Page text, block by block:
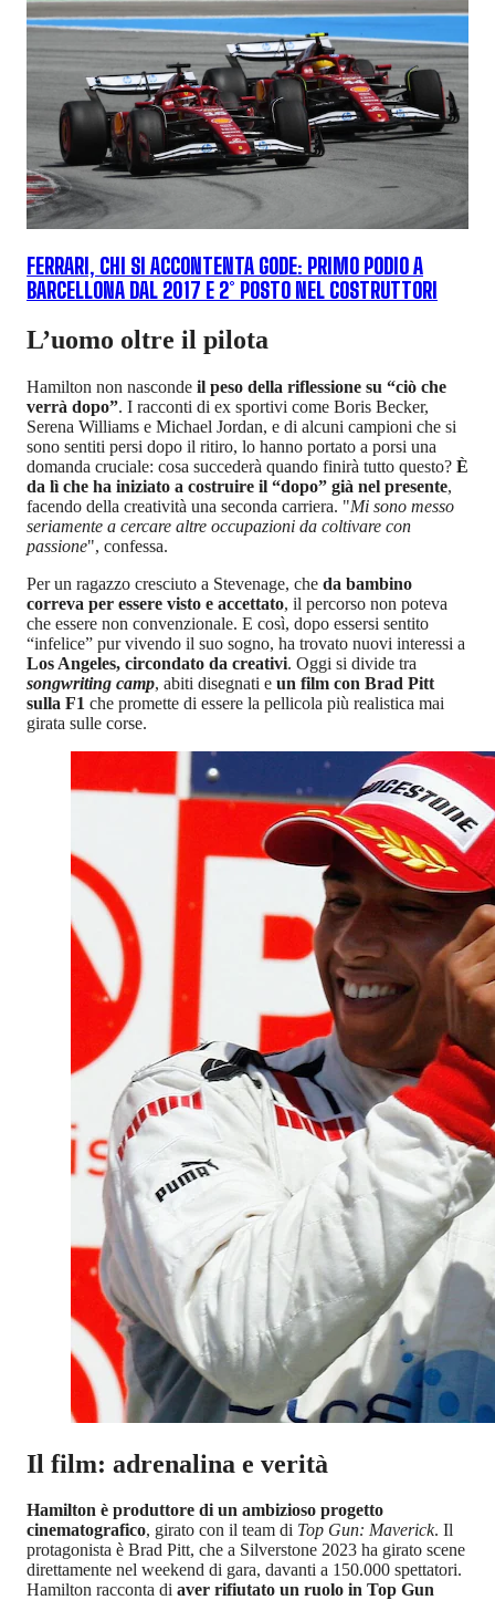
FERRARI, CHI SI ACCONTENTA GODE: PRIMO PODIO A
BARCELLONA DAL 2017 E 2° POSTO NEL COSTRUTTORI
L’uomo oltre il pilota
Hamilton non nasconde il peso della riflessione su “ciò che
verrà dopo”. I racconti di ex sportivi come Boris Becker,
Serena Williams e Michael Jordan, e di alcuni campioni che si
sono sentiti persi dopo il ritiro, lo hanno portato a porsi una
domanda cruciale: cosa succederà quando finirà tutto questo? È
da lì che ha iniziato a costruire il “dopo” già nel presente,
facendo della creatività una seconda carriera. "Mi sono messo
seriamente a cercare altre occupazioni da coltivare con
passione", confessa.
Per un ragazzo cresciuto a Stevenage, che da bambino
correva per essere visto e accettato, il percorso non poteva
che essere non convenzionale. E così, dopo essersi sentito
“infelice” pur vivendo il suo sogno, ha trovato nuovi interessi a
Los Angeles, circondato da creativi. Oggi si divide tra
songwriting camp, abiti disegnati e un film con Brad Pitt
sulla F1 che promette di essere la pellicola più realistica mai
girata sulle corse.
Il film: adrenalina e verità
Hamilton è produttore di un ambizioso progetto
cinematografico, girato con il team di Top Gun: Maverick. Il
protagonista è Brad Pitt, che a Silverstone 2023 ha girato scene
direttamente nel weekend di gara, davanti a 150.000 spettatori.
Hamilton racconta di aver rifiutato un ruolo in Top Gun